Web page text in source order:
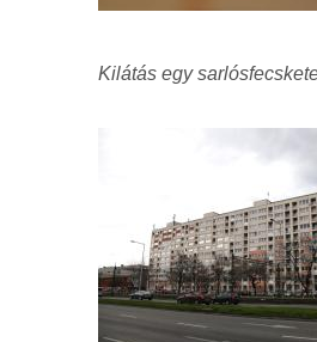
Kilátás egy